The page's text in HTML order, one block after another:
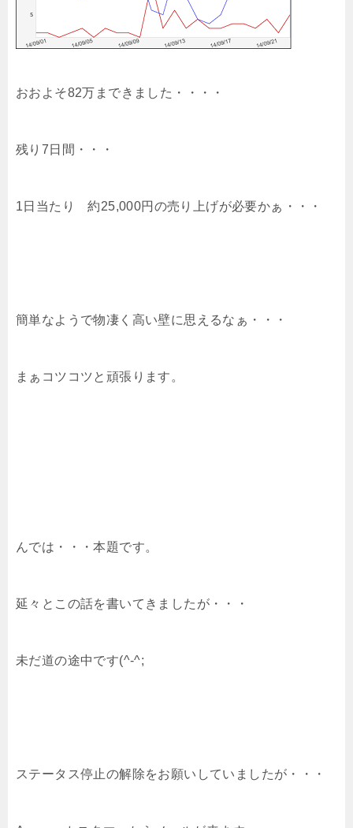
おおよそ82万まできました・・・・
残り7日間・・・
1日当たり 約25,000円の売り上げが必要かぁ・・・
簡単なようで物凄く高い壁に思えるなぁ・・・
まぁコツコツと頑張ります。
んでは・・・本題です。
延々とこの話を書いてきましたが・・・
未だ道の途中です(^-^;
ステータス停止の解除をお願いしていましたが・・・